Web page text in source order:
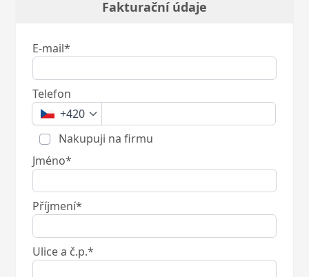
Fakturační údaje
E-mail*
Telefon
+420
Nakupuji na firmu
Jméno*
Příjmení*
Ulice a č.p.*